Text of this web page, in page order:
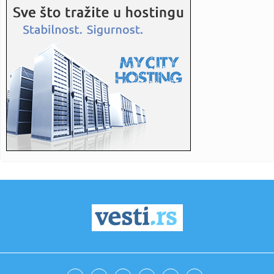
15:35: Objavljen prvi snimak Modžtabe Hamneija, desna strana
lica mu se...
15:35:
(VIDEO)
15:35:Bor pao na kupače na plaži u Hrvatskoj, povrijeđeno dvoje
odra...
15:35:Papa pozvao na prekid sukoba: U Ukrajini i Rusiji stradaju
nevini...
15:35:Srbija, Slovenija i Sjeverna Makedonija kandidati za EP
Teško povrijeđen motociklista u Zenici